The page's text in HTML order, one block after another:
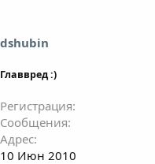
dshubin
Главвред :)
Регистрация
Сообщения
Адрес
10 Июн 2010